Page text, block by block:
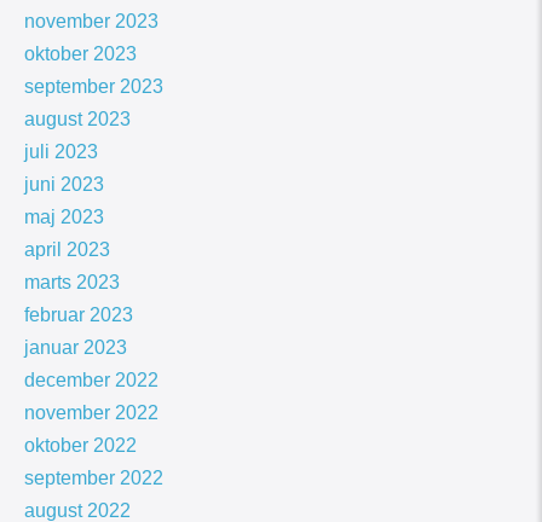
november 2023
oktober 2023
september 2023
august 2023
juli 2023
juni 2023
maj 2023
april 2023
marts 2023
februar 2023
januar 2023
december 2022
november 2022
oktober 2022
september 2022
august 2022